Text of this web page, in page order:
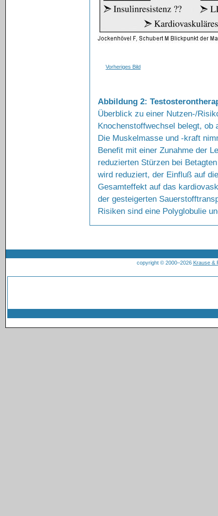
Vorheriges Bild
Abbildung 2:
Überblick zu einer Nutzen-/
Knochenstoffwechsel belegt,
Die Muskelmasse und -kraft
Benefit mit einer Zunahme der
reduzierten Stürzen bei
wird reduziert, der Einfluß auf
Gesamteffekt auf das
der gesteigerten
Risiken sind eine Polyglobulie
copyright © 2000–2026 Krause &